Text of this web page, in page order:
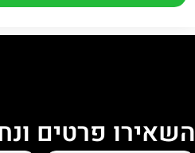
השאירו פרטים